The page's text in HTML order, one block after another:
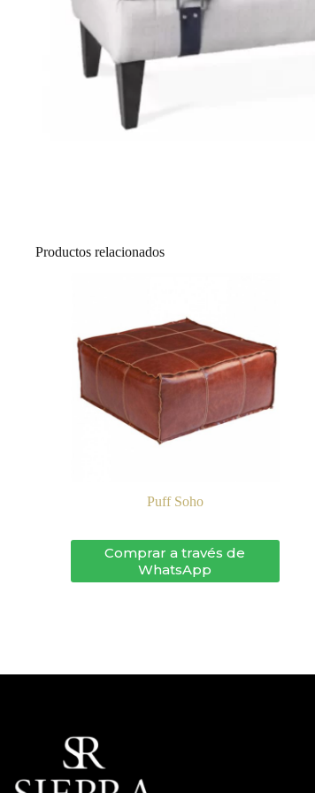
Productos relacionados
Puff Soho
Comprar a través de
WhatsApp